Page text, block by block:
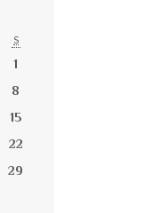
S
1
8
15
22
29